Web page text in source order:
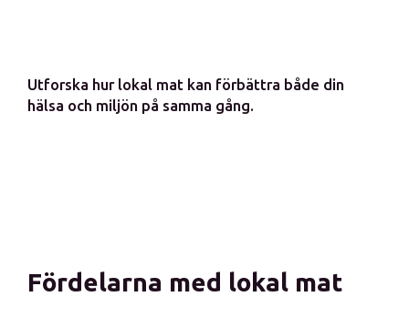
Utforska hur lokal mat kan förbättra både din
hälsa och miljön på samma gång.
Fördelarna med lokal mat